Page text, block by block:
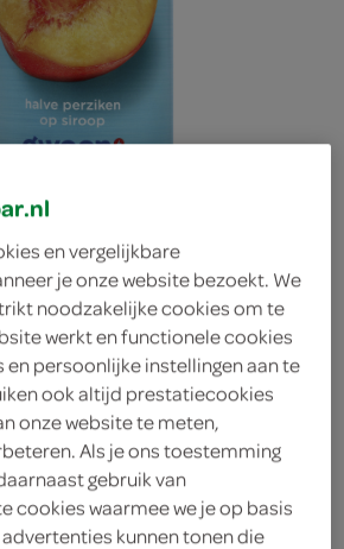
op
en vergelijkbare
je onze website bezoekt. We
noodzakelijke cookies om te
werkt en functionele cookies
persoonlijke instellingen aan te
ook altijd prestatiecookies
onze website te meten,
Als je ons toestemming
gebruik van
cookies waarmee we je op basis
kunnen tonen die